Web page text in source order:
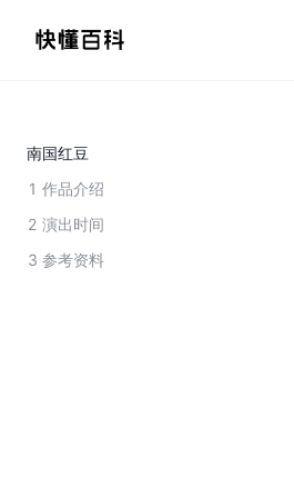
南国红豆
1 作品介绍
2 演出时间
3 参考资料